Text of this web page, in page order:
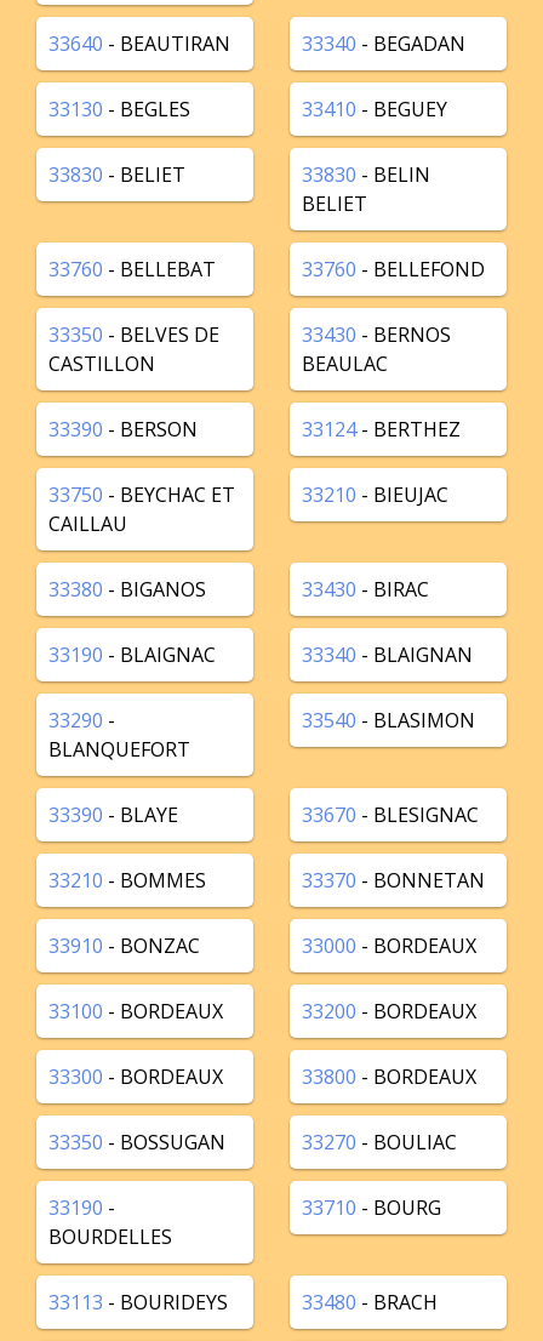
33640 - BEAUTIRAN 33340 - BEGADAN
33130 - BEGLES 33410 - BEGUEY
33830 - BELIET 33830 - BELIN
BELIET
33760 - BELLEBAT 33760 - BELLEFOND
33350 - BELVES DE
CASTILLON
33430 - BERNOS
BEAULAC
33390 - BERSON 33124- BERTHEZ
33750 - BEYCHAC ET
CAILLAU
33210 - BIEUJAC
33380 - BIGANOS 33430 - BIRAC
33190 - BLAIGNAC 33340 - BLAIGNAN
33290 -
BLANQUEFORT
33540 - BLASIMON
33390 - BLAYE 33670 - BLESIGNAC
33210 - BOMMES 33370 - BONNETAN
33910 - BONZAC 33000 - BORDEAUX
33100 - BORDEAUX 33200 - BORDEAUX
33300 - BORDEAUX 33800 - BORDEAUX
33350 - BOSSUGAN 33270 - BOULIAC
33190 -
BOURDELLES
33710 - BOURG
33113 - BOURIDEYS 33480 - BRACH